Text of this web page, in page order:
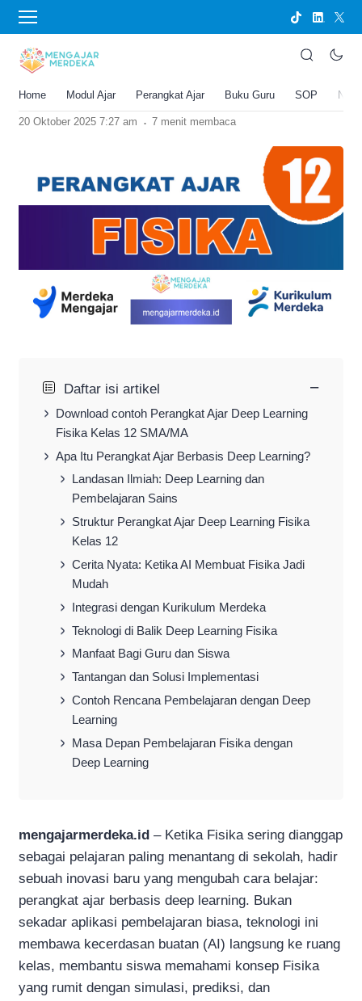
Home Modul Ajar Perangkat Ajar Buku Guru SOP
BERANDA
Perangkat Ajar Deep Learning Fisika
Kelas 12 SMA/MA Kurikulum Merdeka
Joko Umbaran
20 Oktober 2025 7:27 am . 7 menit membaca
Daftar isi artikel −
Download contoh Perangkat Ajar Deep Learning
Fisika Kelas 12 SMA/MA
Apa Itu Perangkat Ajar Berbasis Deep Learning?
Landasan Ilmiah: Deep Learning dan
Pembelajaran Sains
Struktur Perangkat Ajar Deep Learning Fisika
Kelas 12
Cerita Nyata: Ketika AI Membuat Fisika Jadi
Mudah
Integrasi dengan Kurikulum Merdeka
Teknologi di Balik Deep Learning Fisika
Manfaat Bagi Guru dan Siswa
Tantangan dan Solusi Implementasi
Contoh Rencana Pembelajaran dengan Deep
Learning
Masa Depan Pembelajaran Fisika dengan
Deep Learning
mengajarmerdeka.id – Ketika Fisika sering dianggap
sebagai pelajaran paling menantang di sekolah, hadir
sebuah inovasi baru yang mengubah cara belajar:
perangkat ajar berbasis deep learning. Bukan
sekadar aplikasi pembelajaran biasa, teknologi ini
membawa kecerdasan buatan (AI) langsung ke ruang
kelas, membantu siswa memahami konsep Fisika
yang rumit dengan simulasi, prediksi, dan